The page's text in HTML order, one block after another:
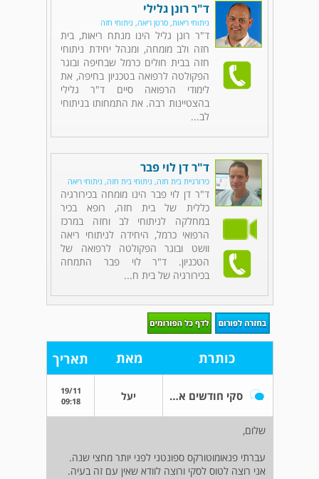
ד"ר רונן גלילי
ניתוחי ריאות, סרטן ריאה, ניתוחי חזה
ד"ר רונן גליל הינו מנתח ריאות, בית
חזה ולב מומחה, ומנהל יחידת ניתוחי
חזה בבית חולים כרמל שבחיפה ובוגר
הפקולטה לרפואה בטכניון בחיפה, את
לימודי הרפואה סיים ד"ר גלילי
בהצטיינות רבה. את התמחותו בניתוחי
לב...
ד"ר דן לוי פבר
כירורגיית בית חזה, ניתוחי בית חזה, ניתוחי ריאה
ד"ר דן לוי פבר הינו מומחה בכירורגיה
כללית של בית חזה, רופא בכיר
במחלקה לניתוחי לב וחזה במרכז
הרפואי כרמל, היחידה לניתוחי ריאה
וושט ובוגר הפקולטה לרפואה של
הטכניון. ד"ר לוי פבר התמחה
בכירורגיה של בית ח...
כותרת מאת תאריך
סקי חודשים אחרי פנאומוטורקס יעל
19/11
09:18
שלום,
עברתי פנאומוטורקס ספונטני לפני יותר מחצי שנה.
אני רוצה לטוס לסקי ורוצה לוודא שאין עם זה בעיה.